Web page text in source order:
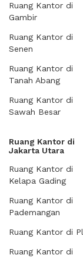
Ruang Kantor di
Gambir
Ruang Kantor di
Senen
Ruang Kantor di
Tanah Abang
Ruang Kantor di
Sawah Besar
Ruang Kantor di
Jakarta Utara
Ruang Kantor di
Kelapa Gading
Ruang Kantor di
Pademangan
Ruang Kantor di
Ruang Kantor di